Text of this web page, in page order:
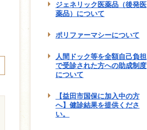
ジェネリック医薬品（後発医
薬品）について
ポリファーマシーについて
人間ドック等を全額自己負担
で受診された方への助成制度
について
【益田市国保に加入中の方
へ】健診結果を提供くださ
い。